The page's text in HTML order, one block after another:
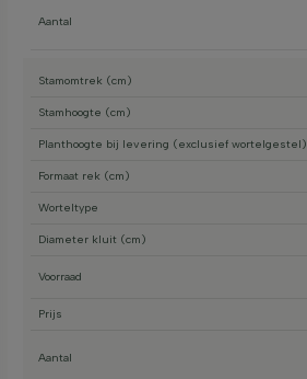
Aantal
Stamomtrek (cm)
Stamhoogte (cm)
Planthoogte bij levering (exclusief wortelgestel)
Formaat rek (cm)
Worteltype
Diameter kluit (cm)
Voorraad
Prijs
Aantal